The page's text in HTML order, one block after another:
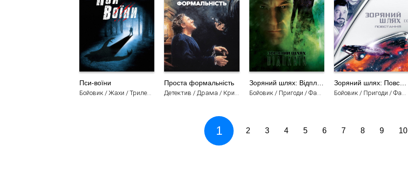
Пси-воїни Проста формальність Зоряний шлях: Відплата Зоряний шлях: Повстання
1 2 3 4 5 6 7 8 9 10